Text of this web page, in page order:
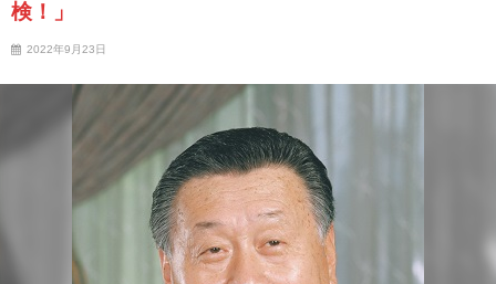
検！」
2022年9月23日